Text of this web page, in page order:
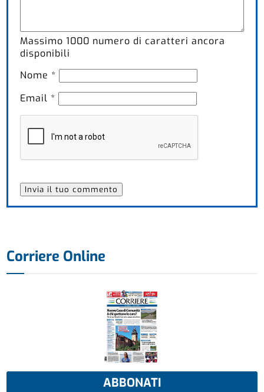
Massimo1000 numero di caratteri ancora
disponibili
Nome *
Email *
Corriere Online
ABBONATI